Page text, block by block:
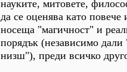
науките, митовете,
да се оценява като
носеща "магичност" и
порядък (независимо
низш"), преди всичко